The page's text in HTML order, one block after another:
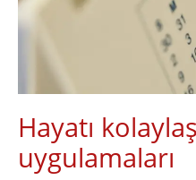
Hayatı
uygulamaları